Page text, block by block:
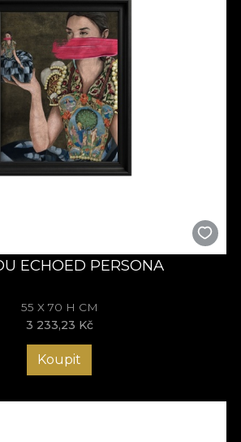
ECHOED PERSONA
55 X 70 H CM
3 233,23 Kč
Koupit